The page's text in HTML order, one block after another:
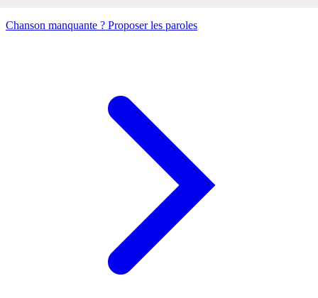
Chanson manquante ? Proposer les paroles